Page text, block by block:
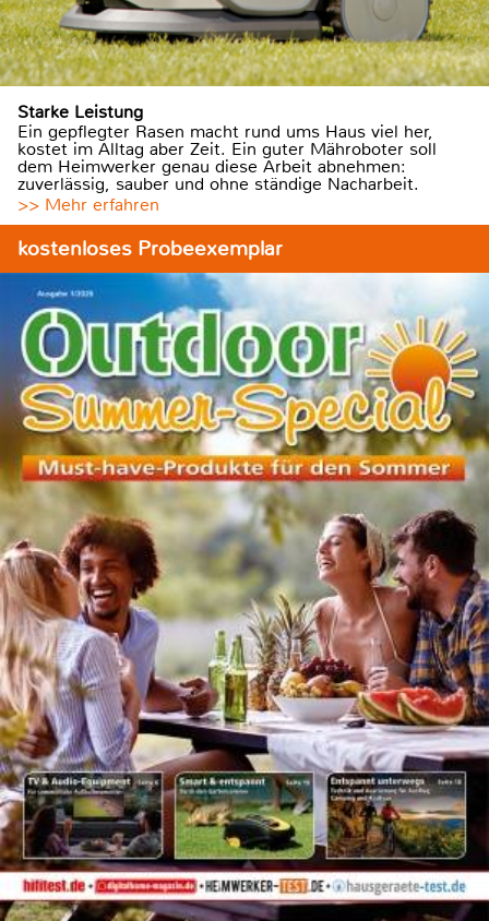
Starke Leistung
Ein gepflegter Rasen macht rund ums Haus viel her,
kostet im Alltag aber Zeit. Ein guter Mähroboter soll
dem Heimwerker genau diese Arbeit abnehmen:
zuverlässig, sauber und ohne ständige Nacharbeit.
>> Mehr erfahren
kostenloses Probeexemplar